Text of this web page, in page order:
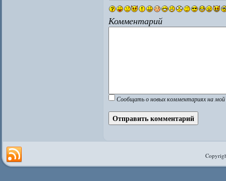
Комментарий
Сообщать о новых комментариях на мой